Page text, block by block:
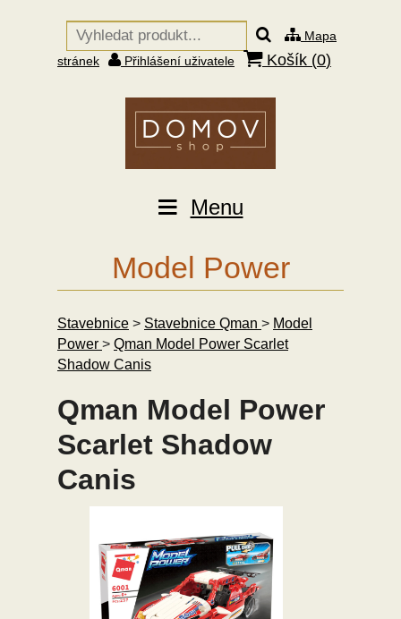
Mapa
stránek
Přihlášení uživatele Košík (0)
Menu
Model Power
Stavebnice > Stavebnice Qman > Model
Power > Qman Model Power Scarlet
Shadow Canis
Qman Model Power
Scarlet Shadow
Canis